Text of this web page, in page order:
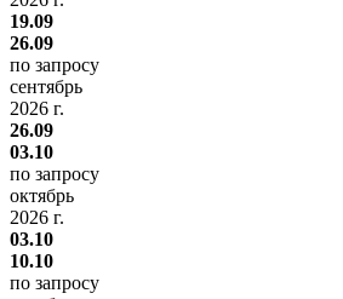
19.09
26.09
по запросу
сентябрь
2026 г.
26.09
03.10
по запросу
октябрь
2026 г.
03.10
10.10
по запросу